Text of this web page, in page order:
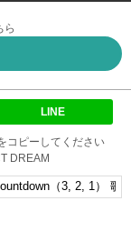
ら
LINE
コピーしてください
DREAM